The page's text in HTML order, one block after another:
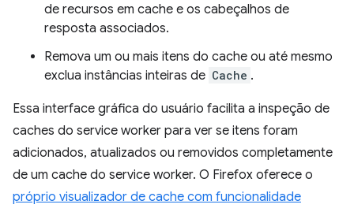
de recursos em cache e os cabeçalhos de
resposta associados.
Remova um ou mais itens do cache ou até mesmo
exclua instâncias inteiras de Cache .
Essa interface gráfica do usuário facilita a inspeção de
caches do service worker para ver se itens foram
adicionados, atualizados ou removidos completamente
de um cache do service worker. O Firefox oferece o
próprio visualizador de cache com funcionalidade